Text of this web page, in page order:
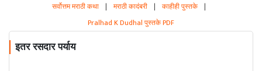
सर्वोत्तम मराठी कथा | मराठी कादंबरी | काहीही पुस्तके |
Pralhad K Dudhal पुस्तके PDF
इतर रसदार पर्याय